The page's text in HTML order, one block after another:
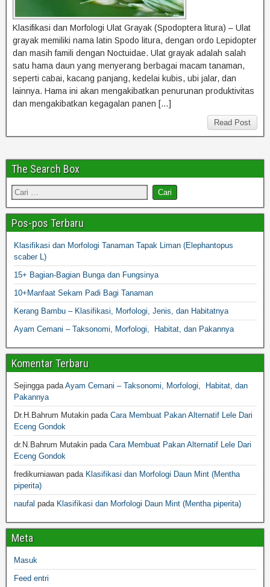
Klasifikasi dan Morfologi Ulat Grayak (Spodoptera litura) – Ulat
grayak memiliki nama latin Spodo litura, dengan ordo Lepidopter
dan masih famili dengan Noctuidae. Ulat grayak adalah salah
satu hama daun yang menyerang berbagai macam tanaman,
seperti cabai, kacang panjang, kedelai kubis, ubi jalar, dan
lainnya. Hama ini akan mengakibatkan penurunan produktivitas
dan mengakibatkan kegagalan panen […]
Read Post
The Search Box
Pos-pos Terbaru
Klasifikasi dan Morfologi Tanaman Tapak Liman (Elephantopus
scaber L)
15+ Bagian-Bagian Bunga dan Fungsinya
10+Manfaat Sekam Padi Bagi Tanaman
Kerang Bambu – Klasifikasi, Morfologi, Jenis, dan Habitatnya
Ayam Cemani – Taksonomi, Morfologi, Habitat, dan Pakannya
Komentar Terbaru
SejinggapadaAyam Cemani – Taksonomi, Morfologi, Habitat, dan
Pakannya
Dr.H.Bahrum Mutakin pada Cara Membuat Pakan Alternatif Lele Dari
Eceng Gondok
dr.N.Bahrum Mutakin pada Cara Membuat Pakan Alternatif Lele Dari
Eceng Gondok
fredikurniawan pada Klasifikasi dan Morfologi Daun Mint (Mentha
piperita)
naufal pada Klasifikasi dan Morfologi Daun Mint (Mentha piperita)
Meta
Masuk
Feed entri